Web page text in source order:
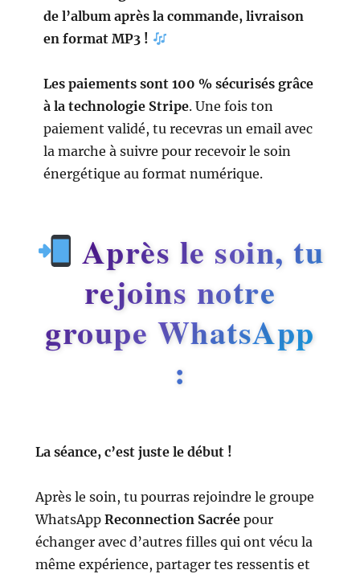
de l’album après la commande, livraison
en format MP3 !
Les paiements sont 100 % sécurisés grâce
à la technologie Stripe. Une fois ton
paiement validé, tu recevras un email avec
la marche à suivre pour recevoir le soin
énergétique au format numérique.
Après le soin, tu
rejoins notre
groupe WhatsApp
:
La séance, c’est juste le début !
Après le soin, tu pourras rejoindre le groupe
WhatsAppReconnection Sacrée pour
échanger avec d’autres filles qui ont vécu la
même expérience, partager tes ressentis et